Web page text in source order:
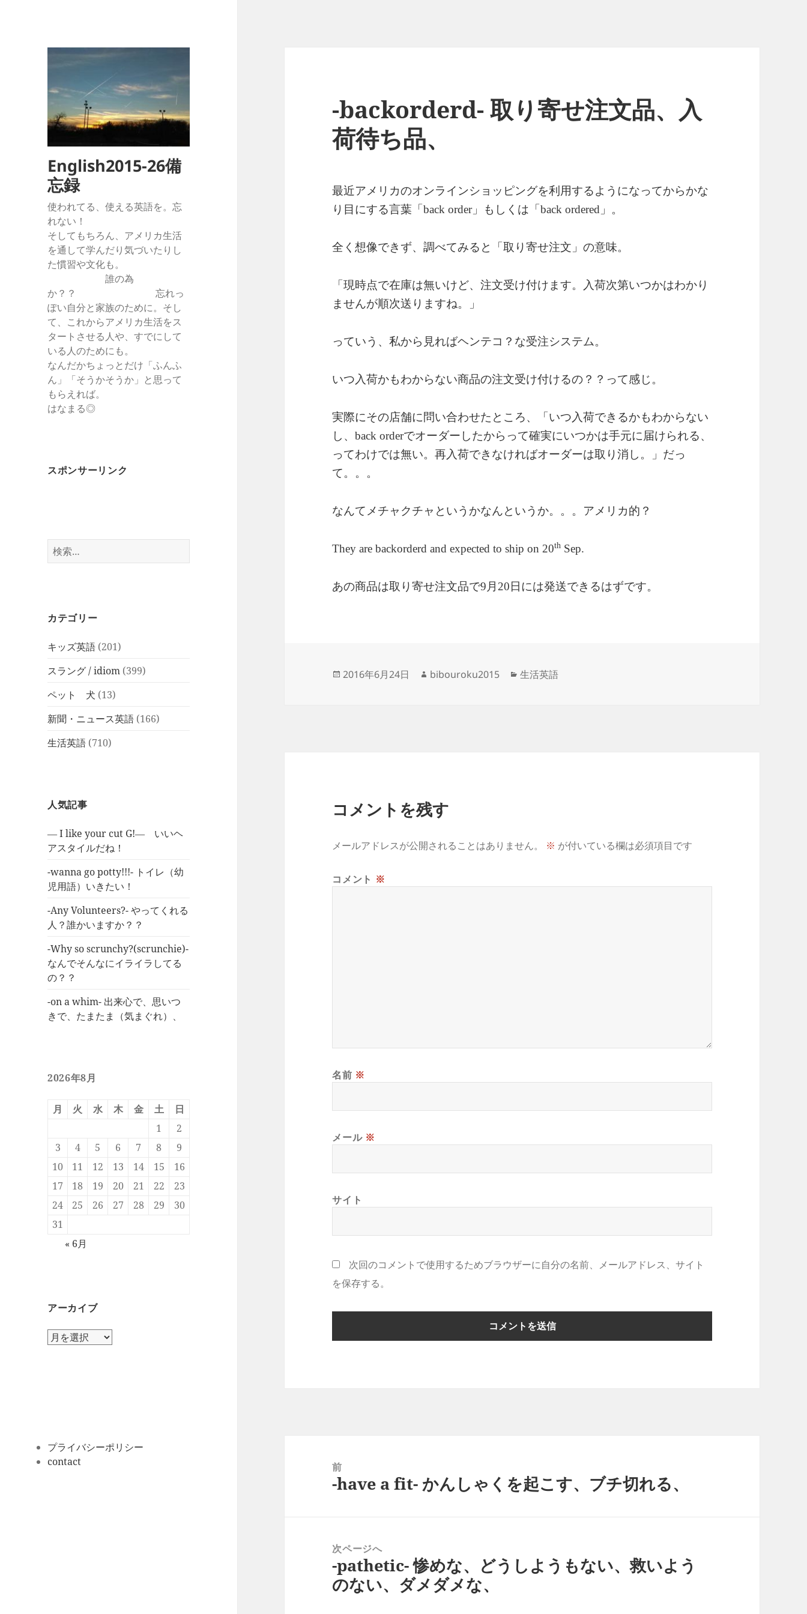
English2015-26備
忘録
使われてる、使える英語を。忘
れない！
そしてもちろん、アメリカ生活
を通して学んだり気づいたりし
た慣習や文化も。
誰の為
か？？ 忘れっ
ぽい自分と家族のために。そし
て、これからアメリカ生活をス
タートさせる人や、すでにして
いる人のためにも。
なんだかちょっとだけ「ふんふ
ん」「そうかそうか」と思って
もらえれば。
はなまる◎
スポンサーリンク
検
索:
カテゴリー
キッズ英語 (201)
スラング / idiom (399)
ペット 犬 (13)
新聞・ニュース英語 (166)
生活英語 (710)
人気記事
― I like your cut G!― いいヘ
アスタイルだね！
-wanna go potty!!!- トイレ（幼
児用語）いきたい！
-Any Volunteers?- やってくれる
人？誰かいますか？？
-Why so scrunchy?(scrunchie)-
なんでそんなにイライラしてる
の？？
-on a whim- 出来心で、思いつ
きで、たまたま（気まぐれ）、
2026年8月
月 火 水 木 金 土
日
1
2
3
4 5 6 7 8
9
10
11 12 13 14 15
16
17
18 19 20 21 22
23
24
25 26 27 28 29
30
31
« 6月
アーカイブ
ア
プライバシーポリシー
contact
-backorderd- 取り寄せ注文品、入
荷待ち品、
最近アメリカのオンラインショッピングを利用するようになってからかな
り目にする言葉「back order」もしくは「back ordered 」。
全く想像できず、調べてみると「取り寄せ注文」の意味。
「現時点で在庫は無いけど、注文受け付けます。入荷次第いつかはわかり
ませんが順次送りますね。」
っていう、私から見ればヘンテコ？な受注システム。
いつ入荷かもわからない商品の注文受け付けるの？？って感じ。
実際にその店舗に問い合わせたところ、「いつ入荷できるかもわからない
し、back orderでオーダーしたからって確実にいつかは手元に届けられる、
ってわけでは無い。再入荷できなければオーダーは取り消し。」だっ
て。。。
なんてメチャクチャというかなんというか。。。アメリカ的？
They are backorderd and expected to ship on 20th Sep.
あの商品は取り寄せ注文品で9月20日には発送できるはずです。
投
2016年6月24日
作
bibouroku2015
カ
生活英語
コメントを残す
メールアドレスが公開されることはありません。 ※ が付いている欄は必須項目です
コメント ※
名前 ※
メール ※
サイト
次回のコメントで使用するためブラウザーに自分の名前、メールアドレス、サイト
を保存する。
前
前
-have a fit- かんしゃくを起こす、ブチ切れる、
次ページへ
次
の
-pathetic- 惨めな、どうしようもない、救いよう
のない、ダメダメな、